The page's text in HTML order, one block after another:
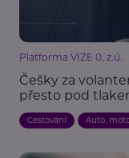
Platforma VIZE 0, z.ú.
Češky za
přesto pod
Cestování Auto,